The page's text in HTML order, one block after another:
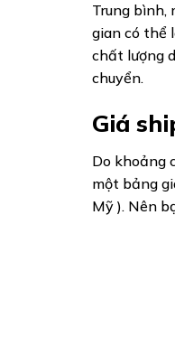
Trung bình,
gian có thể
chất lượng
chuyển.
Giá
Do khoảng
một bảng
Mỹ ). Nên